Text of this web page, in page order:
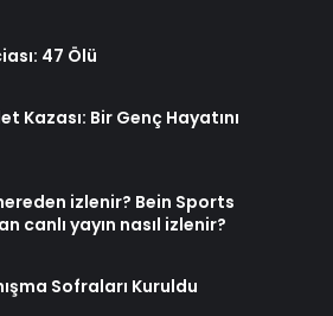
47 Ölü
Kazası: Bir Genç Hayatını
izlenir? Bein Sports
canlı yayın nasıl izlenir?
Sofraları Kuruldu